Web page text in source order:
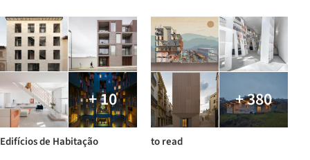
+ 10
Edifícios de Habitação
+ 380
to read